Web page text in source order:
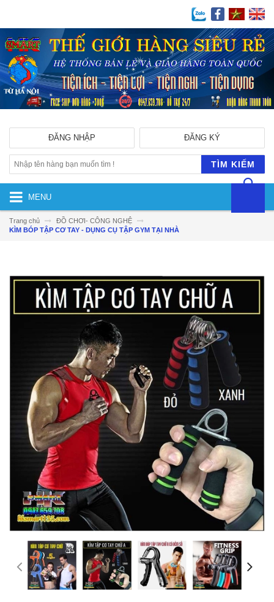
ĐĂNG KÝ
ĐĂNG NHẬP
TÌM KIẾM
MENU
Trang chủ
ĐỒ CHƠI- CÔNG NGHỆ
KÌM BÓP TẬP CƠ TAY - DỤNG CỤ TẬP GYM TẠI NHÀ